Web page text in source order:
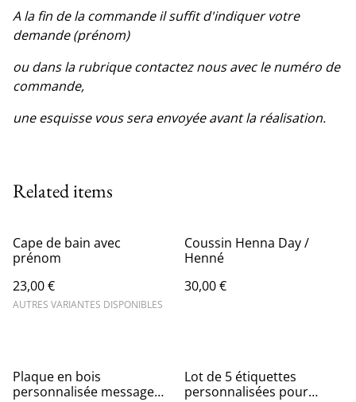
A la fin de la commande il suffit d'indiquer votre
demande (prénom)
ou dans la rubrique contactez nous avec le numéro de
commande,
une esquisse vous sera envoyée avant la réalisation.
Related items
Cape de bain avec
prénom
23,00 €
AUTRES VARIANTES DISPONIBLES
Coussin Henna Day /
Henné
30,00 €
Plaque en bois
personnalisée message
Lot de 5 étiquettes
personnalisées pour